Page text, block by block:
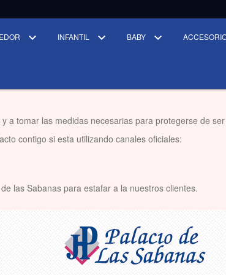
INFANTIL BABY
a tomar las medidas necesarias para protegerse de
contigo si esta utilizando canales oficiales:
las Sabanas para estafar a la nuestros clientes.